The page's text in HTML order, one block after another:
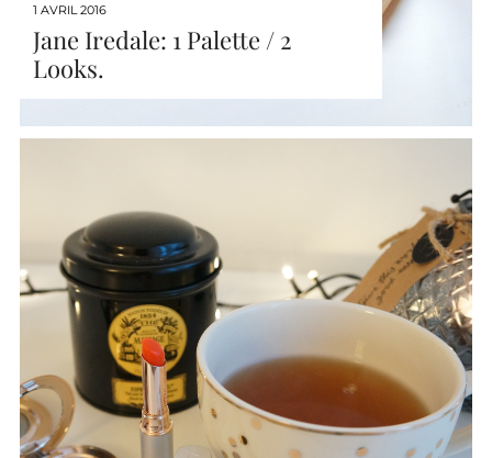
1 AVRIL 2016
Jane Iredale: 1 Palette / 2
Looks.